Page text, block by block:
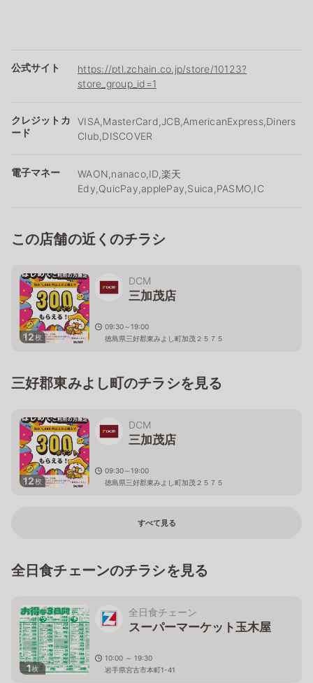
公式サイト
https://ptl.zchain.co.jp/store/10123?
store_group_id=1
クレジットカ
ード
VISA,MasterCard,JCB,AmericanExpress,Diners
Club,DISCOVER
電子マネー
WAON,nanaco,ID,楽天
Edy,QuicPay,applePay,Suica,PASMO,IC
この店舗の近くのチラシ
12枚
DCM
三加茂店
09:30～19:00
徳島県三好郡東みよし町加茂２５７５
三好郡東みよし町のチラシを見る
12枚
DCM
三加茂店
09:30～19:00
徳島県三好郡東みよし町加茂２５７５
すべて見る
全日食チェーンのチラシを見る
1枚
全日食チェーン
スーパーマーケット玉木屋
10:00 ～ 19:30
岩手県宮古市本町1-41